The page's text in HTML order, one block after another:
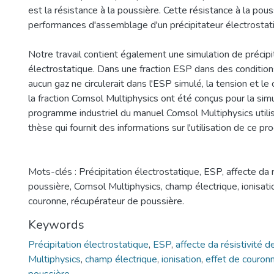
est la résistance à la poussière. Cette résistance à la
performances d'assemblage d'un précipitateur
Notre travail contient également une simulation de
électrostatique. Dans une fraction ESP dans des
aucun gaz ne circulerait dans l'ESP simulé, la tension et
la fraction Comsol Multiphysics ont été conçus pour la
programme industriel du manuel Comsol Multiphysics
thèse qui fournit des informations sur l'utilisation de ce
Mots-clés : Précipitation électrostatique, ESP, affecte da
poussière, Comsol Multiphysics, champ électrique,
couronne, récupérateur de poussière.
Keywords
Précipitation électrostatique, ESP, affecte da résistivité
Multiphysics, champ électrique, ionisation, effet de